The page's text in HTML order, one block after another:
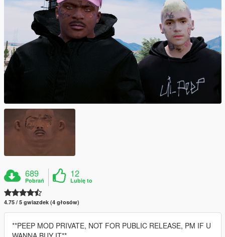
689
Pobrań
12
Lubię to
4.75 / 5 gwiazdek (4 głosów)
**PEEP MOD PRIVATE, NOT FOR PUBLIC RELEASE, PM IF U